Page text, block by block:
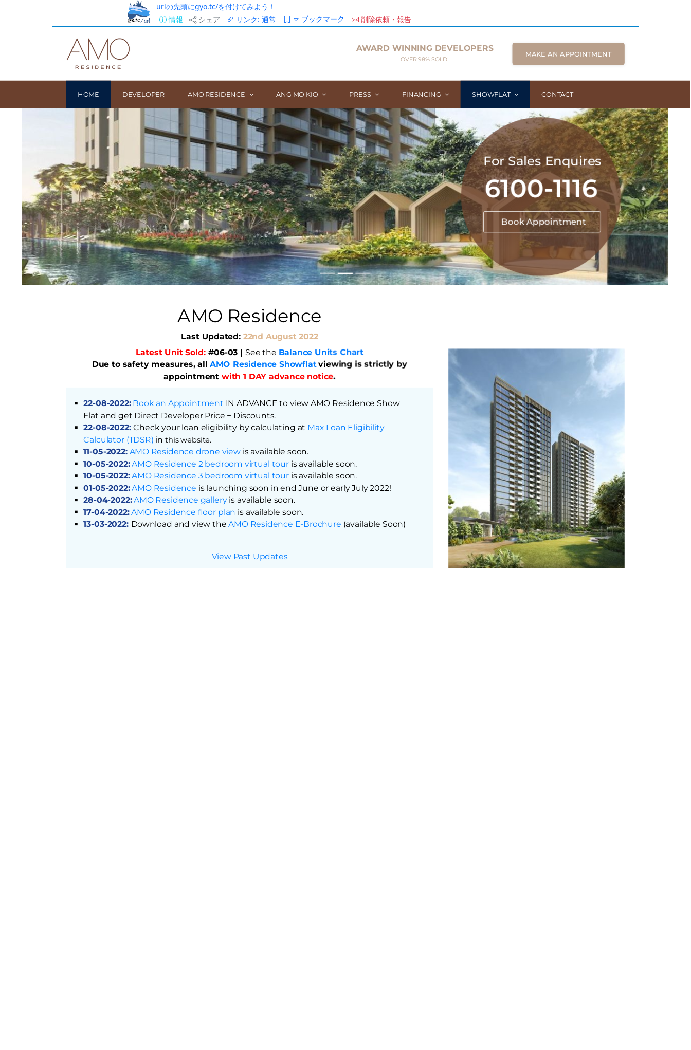
urlの先頭にgyo.tc/を付けてみよう！
情報
シェア リンク: 通常 ブックマーク 削除依頼・報告